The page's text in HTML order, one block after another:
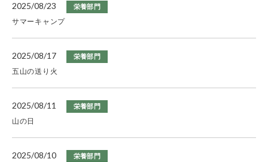
2025/08/23 栄養部門
サマーキャンプ
2025/08/17 栄養部門
五山の送り火
2025/08/11 栄養部門
山の日
2025/08/10 栄養部門